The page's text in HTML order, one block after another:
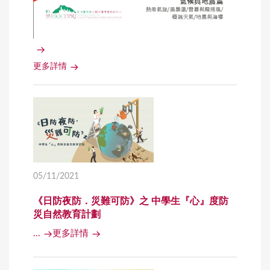
更多詳情
05/11/2021
《日防夜防．災難可防》之 中學生『心』度防
災自然教育計劃
... 更多詳情